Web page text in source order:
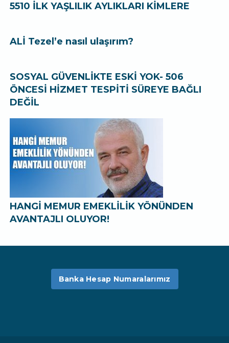
5510 İLK YAŞLILIK AYLIKLARI KİMLERE
ALİ Tezel’e nasıl ulaşırım?
SOSYAL GÜVENLİKTE ESKİ YOK- 506
ÖNCESİ HİZMET TESPİTİ SÜREYE BAĞLI
DEĞİL
HANGİ MEMUR EMEKLİLİK YÖNÜNDEN
AVANTAJLI OLUYOR!
Banka Hesap Numaralarımız